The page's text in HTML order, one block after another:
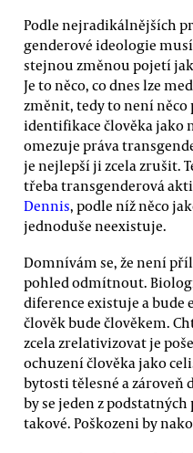
Podle nejradikálnějších
genderové ideologie
stejnou změnou pojetí
Je to něco, co dnes lze
změnit, tedy to není něco
identifikace člověka jako
omezuje práva
je nejlepší ji zcela zrušit.
třeba transgenderová
Dennis, podle níž něco
jednoduše neexistuje.
Domnívám se, že není
pohled odmítnout.
diference existuje a
člověk bude člověkem.
zcela zrelativizovat je
ochuzení člověka jako
bytosti tělesné a zároveň
by se jeden z
takové. Poškozeni by